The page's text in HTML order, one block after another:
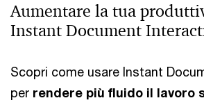
Aumentare la tua
Instant Document
Scopri come usare Instant
per rendere più fluido il lavoro